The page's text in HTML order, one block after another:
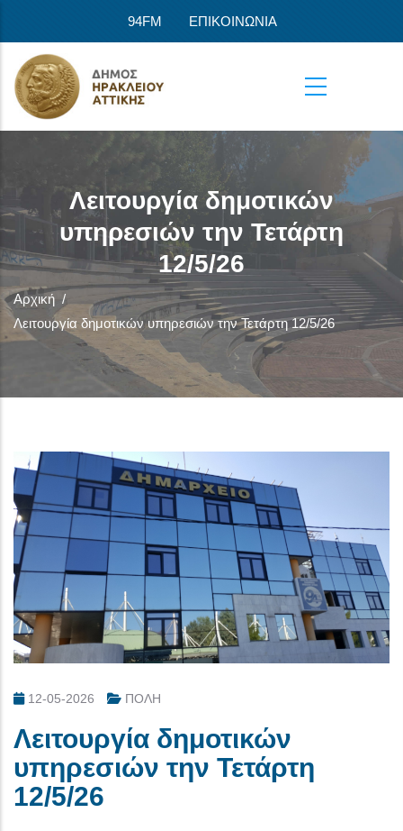
94FM ΕΠΙΚΟΙΝΩΝΙΑ
Λειτουργία δημοτικών
υπηρεσιών την Τετάρτη
12/5/26
Αρχική /
Λειτουργία δημοτικών υπηρεσιών την Τετάρτη 12/5/26
12-05-2026 ΠΟΛΗ
Λειτουργία δημοτικών
υπηρεσιών την Τετάρτη
12/5/26